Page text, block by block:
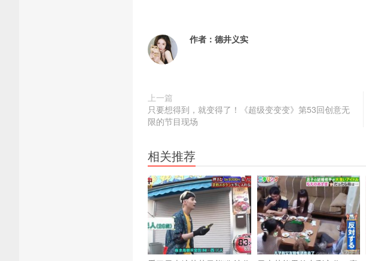
作者： 德井义实
上一篇
只要想得到，就变得了！《超级变变变》第53回创意无
限的节目现场
相关推荐